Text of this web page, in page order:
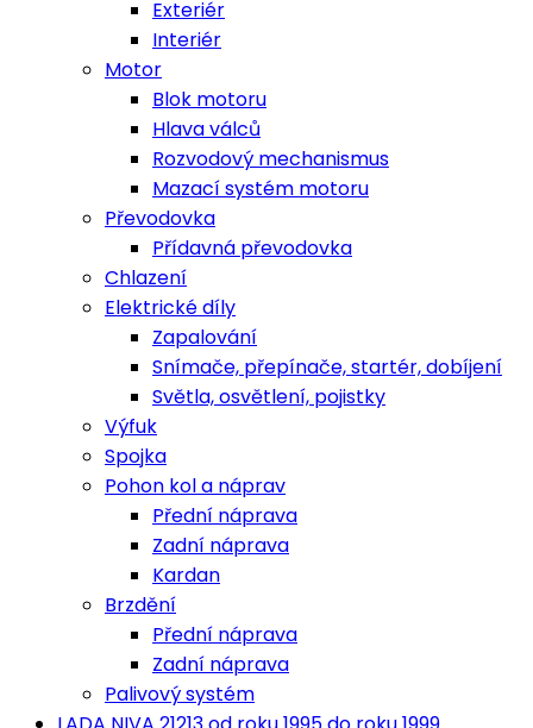
Exteriér
Interiér
Motor
Blok motoru
Hlava válců
Rozvodový mechanismus
Mazací systém motoru
Převodovka
Přídavná převodovka
Chlazení
Elektrické díly
Zapalování
Snímače, přepínače, startér, dobíjení
Světla, osvětlení, pojistky
Výfuk
Spojka
Pohon kol a náprav
Přední náprava
Zadní náprava
Kardan
Brzdění
Přední náprava
Zadní náprava
Palivový systém